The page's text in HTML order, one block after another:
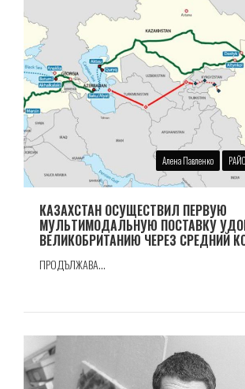
Алена Павленко
КАЗАХСТАН ОСУЩЕСТВИЛ ПЕРВУЮ
МУЛЬТИМОДАЛЬНУЮ ПОСТАВКУ
ВЕЛИКОБРИТАНИЮ ЧЕРЕЗ СРЕДНИЙ
ПРОДЪЛЖАВА...